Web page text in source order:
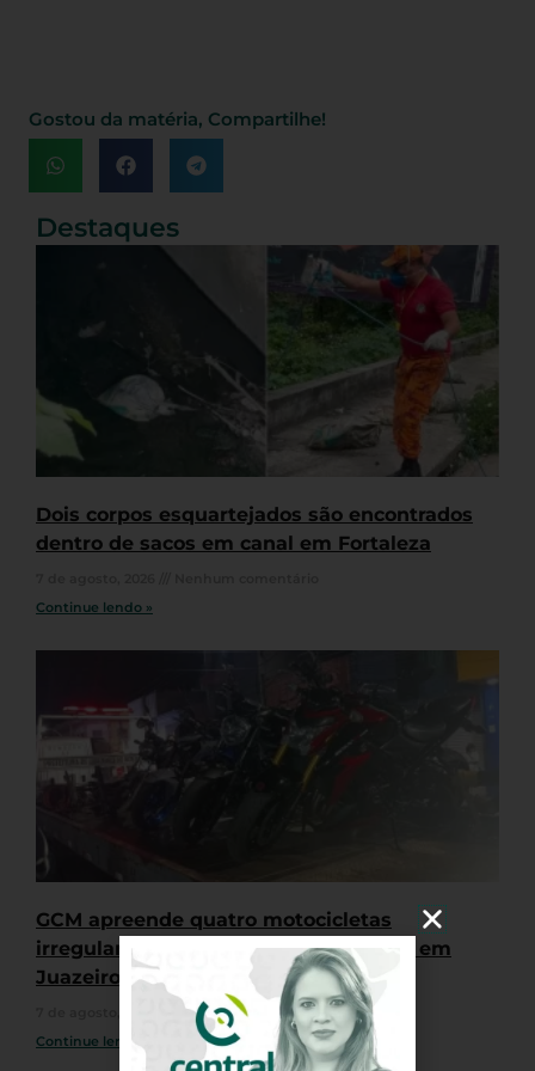
Gostou da matéria, Compartilhe!
Destaques
Dois corpos esquartejados são encontrados
dentro de sacos em canal em Fortaleza
Continue lendo »
GCM apreende quatro motocicletas
irregulares durante “rolê” de veículos em
Juazeiro do Norte
Nenhum comentário
Continue lendo »